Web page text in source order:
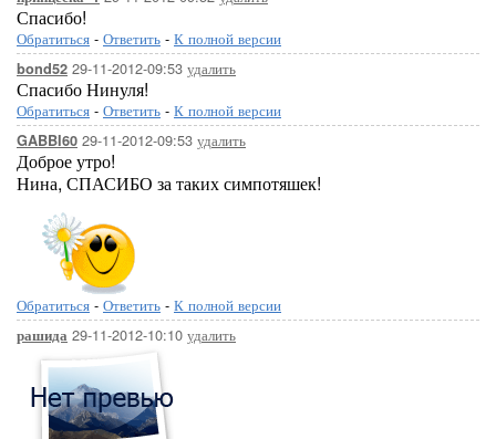
Спасибо!
Обратиться - Ответить - К полной версии
bond52 29-11-2012-09:53 удалить
Спасибо Нинуля!
Обратиться - Ответить - К полной версии
GABBI60 29-11-2012-09:53 удалить
Доброе утро!
Нина, СПАСИБО за таких симпотяшек!
Обратиться - Ответить - К полной версии
рашида 29-11-2012-10:10 удалить